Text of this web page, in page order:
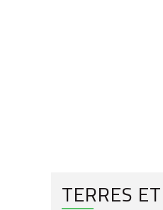
TERRES